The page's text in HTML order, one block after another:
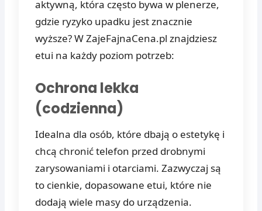
aktywną, która często bywa w plenerze,
gdzie ryzyko upadku jest znacznie
wyższe? W ZajeFajnaCena.pl znajdziesz
etui na każdy poziom potrzeb:
Ochrona lekka
(codzienna)
Idealna dla osób, które dbają o estetykę i
chcą chronić telefon przed drobnymi
zarysowaniami i otarciami. Zazwyczaj są
to cienkie, dopasowane etui, które nie
dodają wiele masy do urządzenia.